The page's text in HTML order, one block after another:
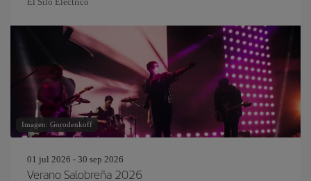
Imagen: Gorodenkoff
01 jul 2026 - 30 sep 2026
Verano Salobreña 2026